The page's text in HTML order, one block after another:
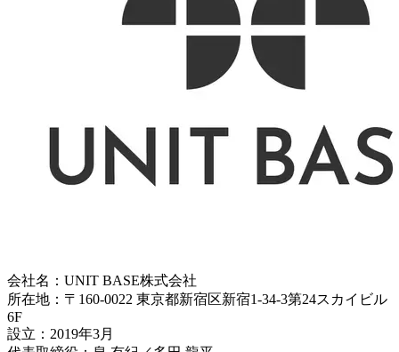
会社名：UNIT BASE株式会社
所在地：〒160-0022 東京都新宿区新宿1-34-3第24スカイビル
6F
設立：2019年3月